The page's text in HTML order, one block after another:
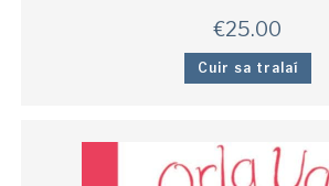
€25.00
Cuir sa tralaí